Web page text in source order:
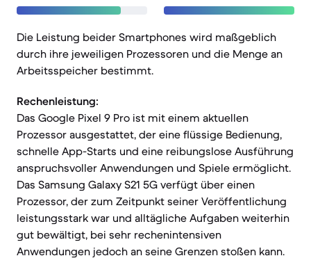
Die Leistung beider Smartphones wird maßgeblich
durch ihre jeweiligen Prozessoren und die Menge an
Arbeitsspeicher bestimmt.
Rechenleistung:
Das Google Pixel 9 Pro ist mit einem aktuellen
Prozessor ausgestattet, der eine flüssige Bedienung,
schnelle App-Starts und eine reibungslose Ausführung
anspruchsvoller Anwendungen und Spiele ermöglicht.
Das Samsung Galaxy S21 5G verfügt über einen
Prozessor, der zum Zeitpunkt seiner Veröffentlichung
leistungsstark war und alltägliche Aufgaben weiterhin
gut bewältigt, bei sehr rechenintensiven
Anwendungen jedoch an seine Grenzen stoßen kann.